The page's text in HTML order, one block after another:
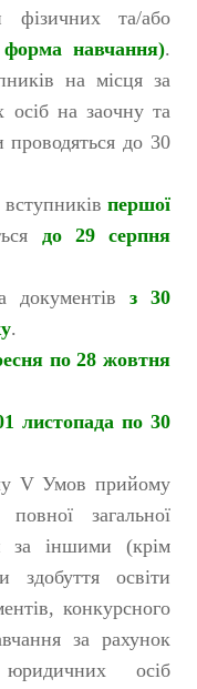
та/або
форма навчання).
на місця за
на заочну та
проводяться до 30
першої
до 29 серпня
документів з 30
.
по 28 жовтня
листопада по 30
V Умов прийому
загальної
за іншими (крім
здобуття освіти
конкурсного
за рахунок
осіб